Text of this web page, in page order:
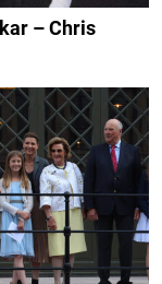
– Chris